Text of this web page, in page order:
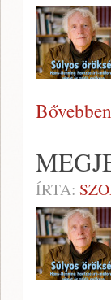
Bővebben
ÍRTA: